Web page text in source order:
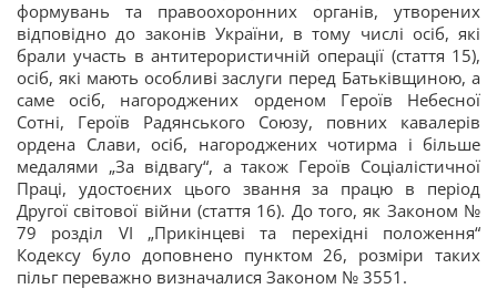
формувань та правоохоронних органів, утворених
відповідно до законів України, в тому числі осіб, які
брали участь в антитерористичній операції (стаття 15),
осіб, які мають особливі заслуги перед Батьківщиною, а
саме осіб, нагороджених орденом Героїв Небесної
Сотні, Героїв Радянського Союзу, повних кавалерів
ордена Слави, осіб, нагороджених чотирма і більше
медалями „За відвагу“, а також Героїв Соціалістичної
Праці, удостоєних цього звання за працю в період
Другої світової війни (стаття 16). До того, як Законом №
79 розділ VI „Прикінцеві та перехідні положення“
Кодексу було доповнено пунктом 26, розміри таких
пільг переважно визначалися Законом № 3551.